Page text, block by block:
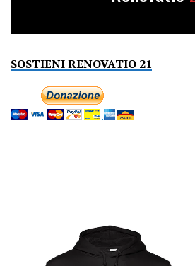
SOSTIENI RENOVATIO 21